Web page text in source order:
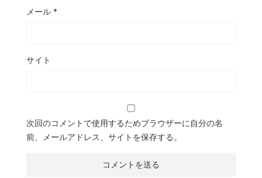
メール *
サイト
次回のコメントで使用するためブラウザーに自分の名
前、メールアドレス、サイトを保存する。